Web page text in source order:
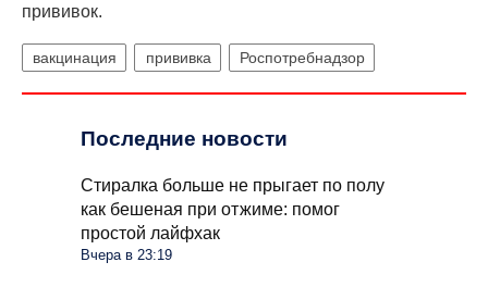
прививок.
вакцинация прививка Роспотребнадзор
Последние новости
Стиралка больше не прыгает по полу
как бешеная при отжиме: помог
простой лайфхак
Вчера в 23:19